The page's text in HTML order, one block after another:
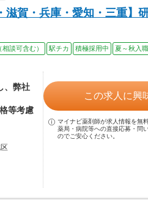
滋賀・兵庫・愛知・三重
談可含む） 駅チカ 積極採用中 夏～秋入
、弊社
等考慮
この求人に興
マイナビ薬剤師が求人情報を無
薬局・病院等への直接応募・問
のでご安心ください。